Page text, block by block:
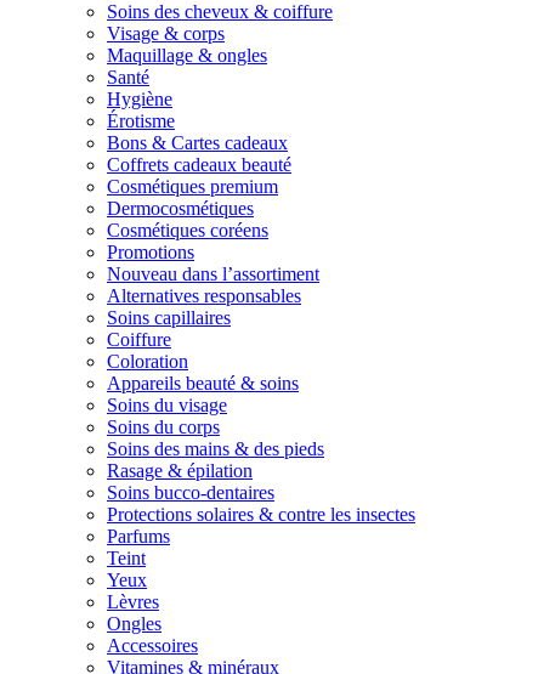
Soins des cheveux & coiffure
Visage & corps
Maquillage & ongles
Santé
Hygiène
Érotisme
Bons & Cartes cadeaux
Coffrets cadeaux beauté
Cosmétiques premium
Dermocosmétiques
Cosmétiques coréens
Promotions
Nouveau dans l’assortiment
Alternatives responsables
Soins capillaires
Coiffure
Coloration
Appareils beauté & soins
Soins du visage
Soins du corps
Soins des mains & des pieds
Rasage & épilation
Soins bucco-dentaires
Protections solaires & contre les insectes
Parfums
Teint
Yeux
Lèvres
Ongles
Accessoires
Vitamines & minéraux